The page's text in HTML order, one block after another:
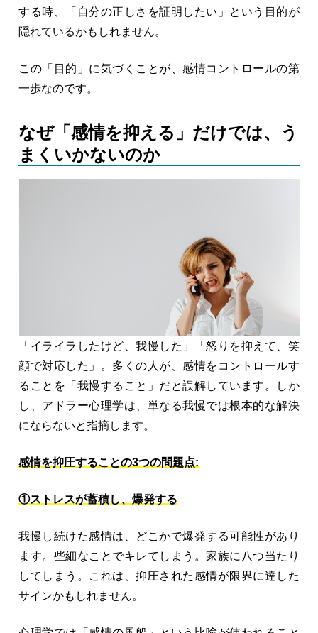
する時、「自分の正しさを証明したい」という目的が
隠れているかもしれません。
この「目的」に気づくことが、感情コントロールの第
一歩なのです。
なぜ「感情を抑える」だけでは、う
まくいかないのか
「イライラしたけど、我慢した」「怒りを抑えて、笑
顔で対応した」。多くの人が、感情をコントロールす
ることを「我慢すること」だと誤解しています。しか
し、アドラー心理学は、単なる我慢では根本的な解決
にならないと指摘します。
感情を抑圧することの3つの問題点:
①ストレスが蓄積し、爆発する
我慢し続けた感情は、どこかで爆発する可能性があり
ます。些細なことでキレてしまう。家族に八つ当たり
してしまう。これは、抑圧された感情が限界に達した
サインかもしれません。